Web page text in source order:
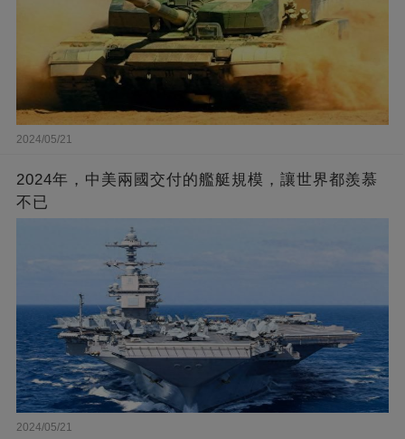
2024/05/21
2024年，中美兩國交付的艦艇規模，讓世界都羨慕
不已
2024/05/21